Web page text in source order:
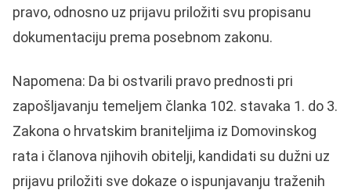
pravo, odnosno uz prijavu priložiti svu propisanu
dokumentaciju prema posebnom zakonu.
Napomena: Da bi ostvarili pravo prednosti pri
zapošljavanju temeljem članka 102. stavaka 1. do 3.
Zakona o hrvatskim braniteljima iz Domovinskog
rata i članova njihovih obitelji, kandidati su dužni uz
prijavu priložiti sve dokaze o ispunjavanju traženih